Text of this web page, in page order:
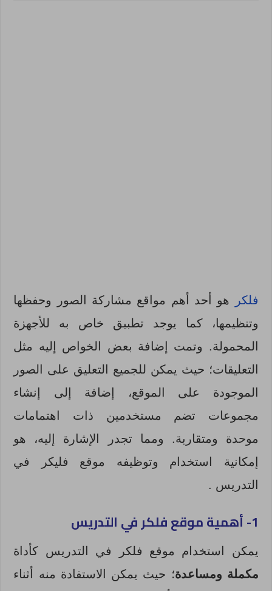
فلكر هو
أحد أهم مواقع مشاركة الصور وحفظها
وتنظيمها، كما يوجد تطبيق خاص به للأجهزة
المحمولة. وتمت إضافة بعض الخواص إليه مثل
التعليقات؛ حيث يمكن للجميع التعليق على الصور
الموجودة على الموقع، إضافة إلى إنشاء
مجموعات تضم مستخدمين ذات اهتمامات
موحدة ومتقاربة. ومما تجدر الإشارة إليه، هو
إمكانية استخدام وتوظيفه موقع فليكر في
التدريس .
1- أهمية موقع فلكر في التدريس
يمكن استخدام موقع فلكر في التدريس كأداة
مكملة ومساعدة؛ حيث يمكن الاستفادة منه أثناء